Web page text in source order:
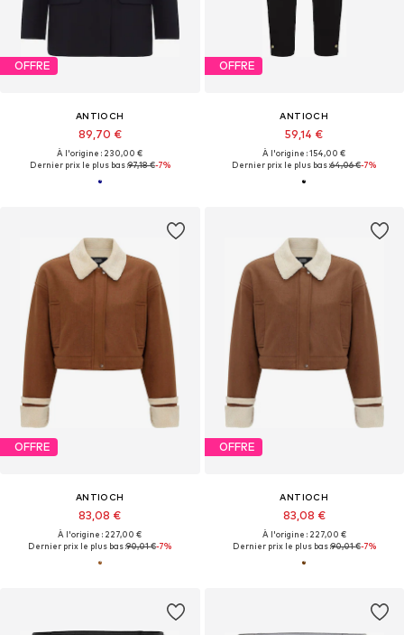
OFFRE
ANTIOCH
89,70 €
À l'origine : 230,00 €
Dernier prix le plus bas :97,18 €-7%
OFFRE
ANTIOCH
59,14 €
À l'origine : 154,00 €
Dernier prix le plus bas :64,06 €-7%
OFFRE
ANTIOCH
83,08 €
À l'origine : 227,00 €
Dernier prix le plus bas :90,01 €-7%
OFFRE
ANTIOCH
83,08 €
À l'origine : 227,00 €
Dernier prix le plus bas :90,01 €-7%